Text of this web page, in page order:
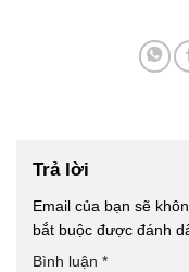
Trả lời
Email của bạn sẽ
bắt buộc được đánh
Bình luận *